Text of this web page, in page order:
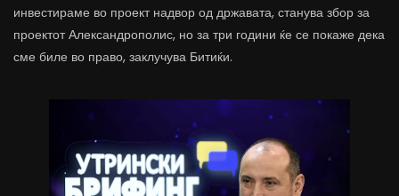
инвестираме во проект надвор од државата, станува збор за
проектот Александрополис, но за три години ќе се покаже дека
сме биле во право, заклучува Битиќи.